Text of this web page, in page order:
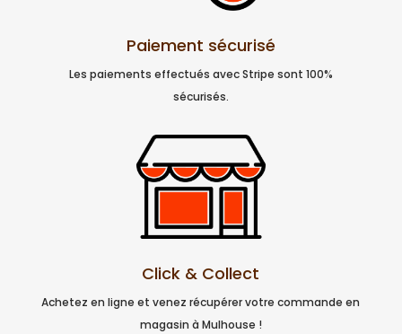
Paiement sécurisé
Les paiements effectués avec Stripe sont 100%
sécurisés.
Click & Collect
Achetez en ligne et venez récupérer votre commande en
magasin à Mulhouse !